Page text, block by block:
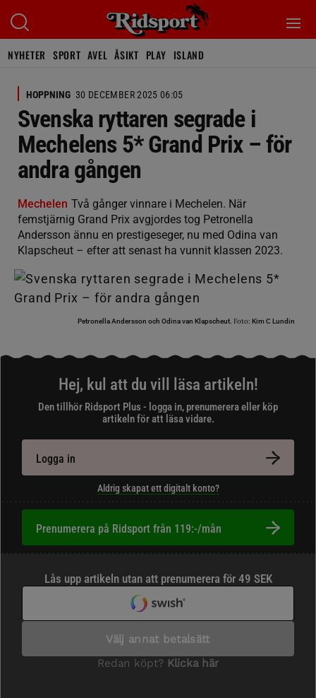
NYHETER SPORT AVEL ÅSIKT PLAY ISLAND
HOPPNING 30 DECEMBER 2025 06:05
Svenska ryttaren segrade i
Mechelens 5* Grand Prix – för
andra gången
Mechelen Två gånger vinnare i Mechelen. När
femstjärnig Grand Prix avgjordes tog Petronella
Andersson ännu en prestigeseger, nu med Odina van
Klapscheut – efter att senast ha vunnit klassen 2023.
Petronella Andersson och Odina van Klapscheut. Foto: Kim C Lundin
Hej, kul att du vill läsa artikeln!
Den tillhör Ridsport Plus - logga in, prenumerera eller köp
artikeln för att läsa vidare.
Logga in
Aldrig skapat ett digitalt konto?
Prenumerera på Ridsport från 119:-/mån